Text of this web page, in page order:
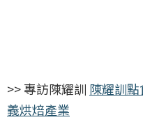
>> 專訪陳耀訓 陳耀訓
義烘焙產業